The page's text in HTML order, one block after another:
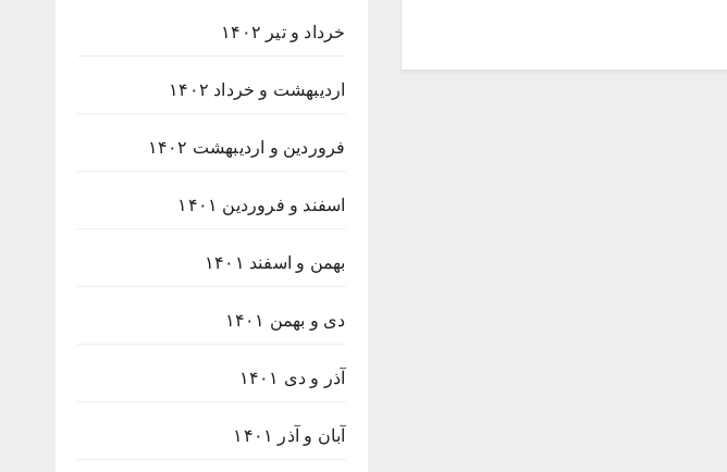
خرداد و تیر ۱۴۰۲
اردیبهشت و خرداد ۱۴۰۲
فروردین و اردیبهشت ۱۴۰۲
اسفند و فروردین ۱۴۰۱
بهمن و اسفند ۱۴۰۱
دی و بهمن ۱۴۰۱
آذر و دی ۱۴۰۱
آبان و آذر ۱۴۰۱